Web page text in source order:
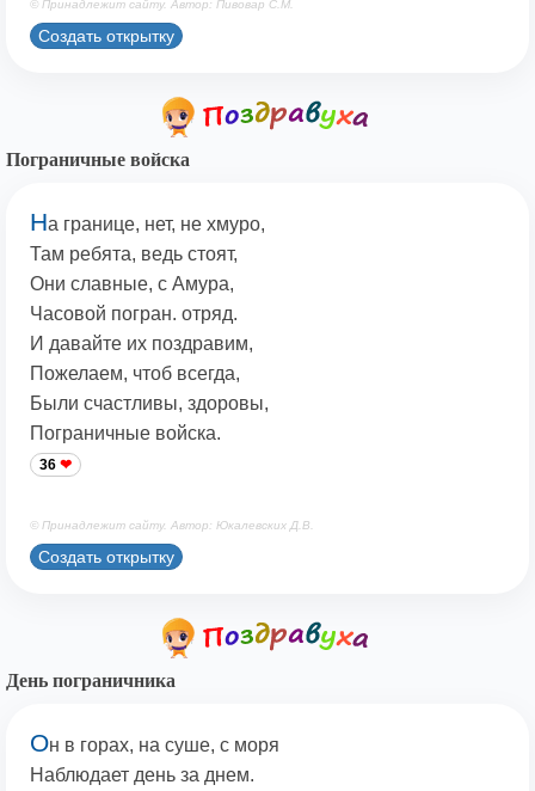
© Принадлежит сайту. Автор: Пивовар С.М.
Создать открытку
Пограничные войска
На границе, нет, не хмуро,
Там ребята, ведь стоят,
Они славные, с Амура,
Часовой погран. отряд.
И давайте их поздравим,
Пожелаем, чтоб всегда,
Были счастливы, здоровы,
Пограничные войска.
36
© Принадлежит сайту. Автор: Юкалевских Д.В.
Создать открытку
День пограничника
Он в горах, на суше, с моря
Наблюдает день за днем.